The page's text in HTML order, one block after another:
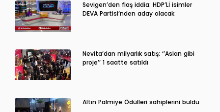
Sevigen’den flaş iddia: HDP’Lİ isimler
DEVA Partisi’nden aday olacak
Nevita’dan milyarlık satış: ‘’Aslan gibi
proje’’ 1 saatte satıldı
Altın Palmiye Ödülleri sahiplerini buldu